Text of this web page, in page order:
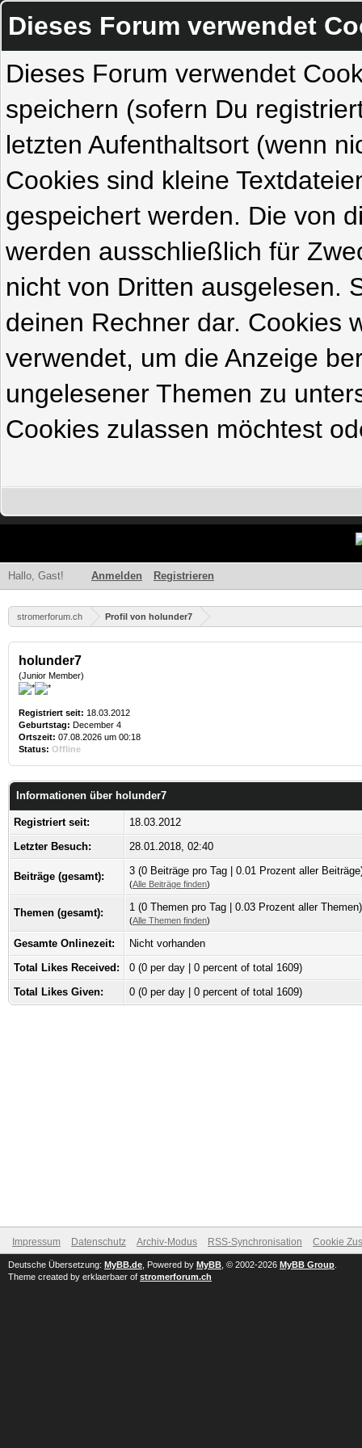
Dieses Forum verwendet
Dieses Forum verwendet
speichern (sofern Du
letzten Aufenthaltsort (wenn
Cookies sind kleine
gespeichert werden. Die von
werden ausschließlich für
nicht von Dritten ausgelesen.
deinen Rechner dar. Cookies
verwendet, um die Anzeige
ungelesener Themen zu
Cookies zulassen möchtest
Hallo, Gast! Anmelden Registrieren
stromerforum.ch Profil von holunder7
holunder7
(Junior Member)
Registriert seit: 18.03.2012
Geburtstag: December 4
Ortszeit: 07.08.2026 um 00:18
Status: Offline
Informationen über holunder7
Registriert seit:
18.03.2012
Letzter Besuch:
28.01.2018, 02:40
Beiträge (gesamt): 3 (0 Beiträge pro Tag | 0.01 Prozent aller
(Alle Beiträge finden)
Themen (gesamt): 1 (0 Themen pro Tag | 0.03 Prozent aller Themen)
(Alle Themen finden)
Gesamte Onlinezeit:
Nicht vorhanden
Total Likes Received:
0 (0 per day | 0 percent of total 1609)
Total Likes Given:
0 (0 per day | 0 percent of total 1609)
Impressum Datenschutz Archiv-Modus RSS-Synchronisation Cookie
Deutsche Übersetzung: MyBB.de , Powered by MyBB , © 2002-2026 MyBB Group
Theme created by erklaerbaer of stromerforum.ch